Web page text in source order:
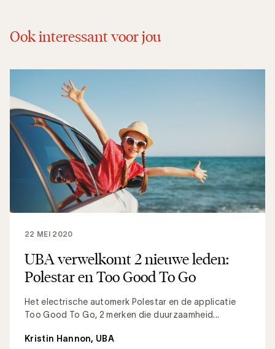
Ook interessant voor jou
UBA verwelkomt 2 nieuwe leden:
Polestar en Too Good To Go
Het electrische automerk Polestar en de applicatie
Too Good To Go, 2 merken die duurzaamheid...
22 MEI 2020
Kristin Hannon, UBA